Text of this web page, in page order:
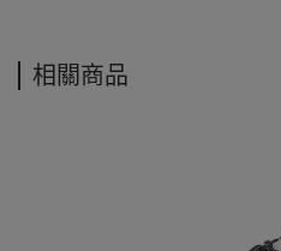
相關商品